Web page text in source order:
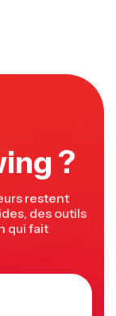
?
restent
des outils
qui fait